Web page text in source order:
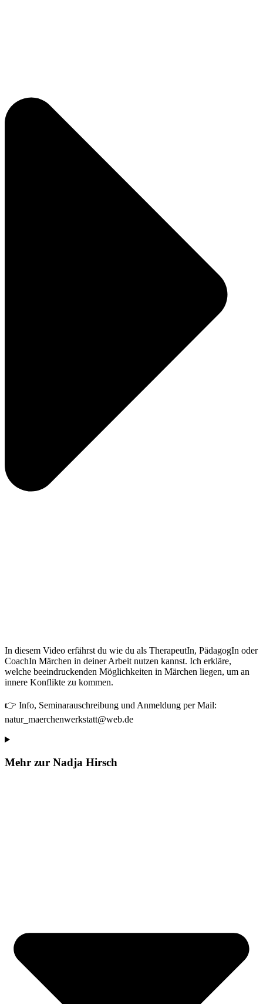
In diesem Video erfährst du wie du als TherapeutIn, PädagogIn oder
CoachIn Märchen in deiner Arbeit nutzen kannst. Ich erkläre,
welche beeindruckenden Möglichkeiten in Märchen liegen, um an
innere Konflikte zu kommen.
👉 Info, Seminarauschreibung und Anmeldung per Mail:
natur_maerchenwerkstatt@web.de
Mehr zur Nadja Hirsch